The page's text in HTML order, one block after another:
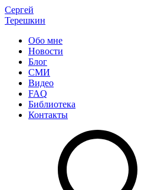
Сергей
Терешкин
Обо мне
Новости
Блог
СМИ
Видео
FAQ
Библиотека
Контакты